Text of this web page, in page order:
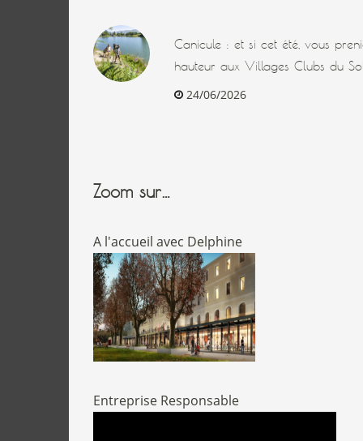
Canicule : et si cet été, vous
hauteur aux Villages Clubs du
24/06/2026
Zoom sur…
A l'accueil avec Delphine
Entreprise Responsable